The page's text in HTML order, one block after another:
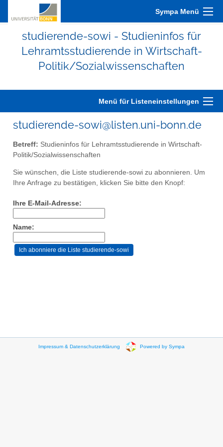
Sympa Menü
studierende-sowi - Studieninfos für
Lehramtsstudierende in Wirtschaft-
Politik/Sozialwissenschaften
Menü für Listeneinstellungen
studierende-sowi@listen.uni-bonn.de
Betreff: Studieninfos für Lehramtsstudierende in Wirtschaft-
Politik/Sozialwissenschaften
Sie wünschen, die Liste studierende-sowi zu abonnieren. Um
Ihre Anfrage zu bestätigen, klicken Sie bitte den Knopf:
Ihre E-Mail-Adresse:
Name:
Impressum & Datenschutzerklärung Powered by Sympa